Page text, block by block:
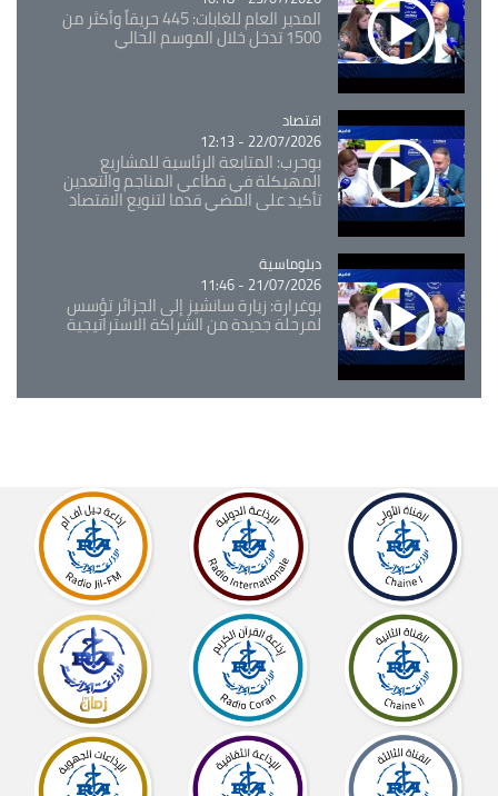
المدير العام للغابات: 445 حريقاً وأكثر من
1500 تدخل خلال الموسم الحالي
Catégorie
اقتصاد
22/07/2026 - 12:13
بوحرب: المتابعة الرئاسية للمشاريع
المهيكلة في قطاعي المناجم والتعدين
تأكيد على المضي قدما لتنويع الاقتصاد
Catégorie
دبلوماسية
21/07/2026 - 11:46
بوغرارة: زيارة سانشيز إلى الجزائر تؤسس
لمرحلة جديدة من الشراكة الاستراتيجية